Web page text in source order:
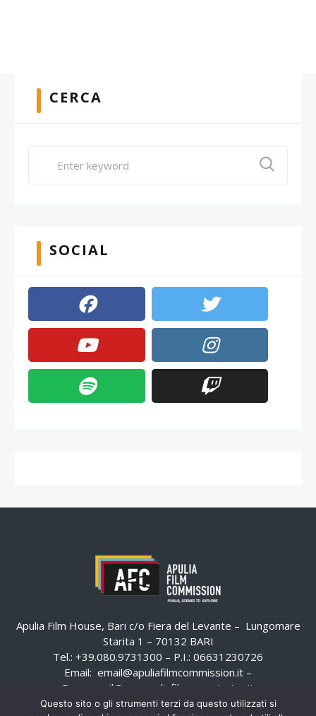
CERCA
SOCIAL
Apulia Film House, Bari c/o Fiera del Levante – Lungomare
Starita 1 – 70132 BARI
Tel.: +39.080.9731300 – P.I.: 06631230726
Email: email@apuliafilmcommission.it –
Pec:
email@pec.apuliafilmcommission.it
Questo sito o gli strumenti terzi da questo utilizzati si